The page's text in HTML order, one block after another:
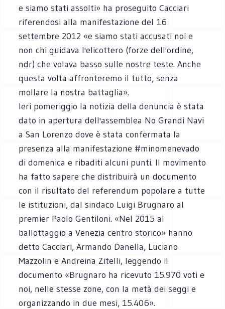
e siamo stati assolti» ha proseguito Cacciari
riferendosi alla manifestazione del 16
settembre 2012 «e siamo stati accusati noi e
non chi guidava l'elicottero (forze dell'ordine,
ndr) che volava basso sulle nostre teste. Anche
questa volta affronteremo il tutto, senza
mollare la nostra battaglia».
Ieri pomeriggio la notizia della denuncia è stata
dato in apertura dell'assemblea No Grandi Navi
a San Lorenzo dove è stata confermata la
presenza alla manifestazione #minomenevado
di domenica e ribaditi alcuni punti. Il movimento
ha fatto sapere che distribuirà un documento
con il risultato del referendum popolare a tutte
le istituzioni, dal sindaco Luigi Brugnaro al
premier Paolo Gentiloni. «Nel 2015 al
ballottaggio a Venezia centro storico» hanno
detto Cacciari, Armando Danella, Luciano
Mazzolin e Andreina Zitelli, leggendo il
documento «Brugnaro ha ricevuto 15.970 voti e
noi, nelle stesse zone, con la metà dei seggi e
organizzando in due mesi, 15.406».